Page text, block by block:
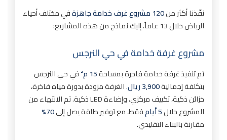
نفّذنا أكثر من120 مشروع غرف خدامة جاهزة
في مختلف أحياء
الرياض خلال 13 عاماً. إليك نماذج من هذه المشاريع:
مشروع غرفة خدامة في حي النرجس
تم تنفيذ غرفة خدامة فاخرة بمساحة15 م²
في حي النرجس
بتكلفة إجمالية3,900 ريال
. الغرفة مزودة بدورة مياه فاخرة،
خزائن ذكية، تكييف مركزي، وإضاءة LED ذكية. تم الانتهاء من
المشروع خلال5 أيام فقط، مع توفير طاقة يصل إلى70%
مقارنة بالبناء التقليدي.